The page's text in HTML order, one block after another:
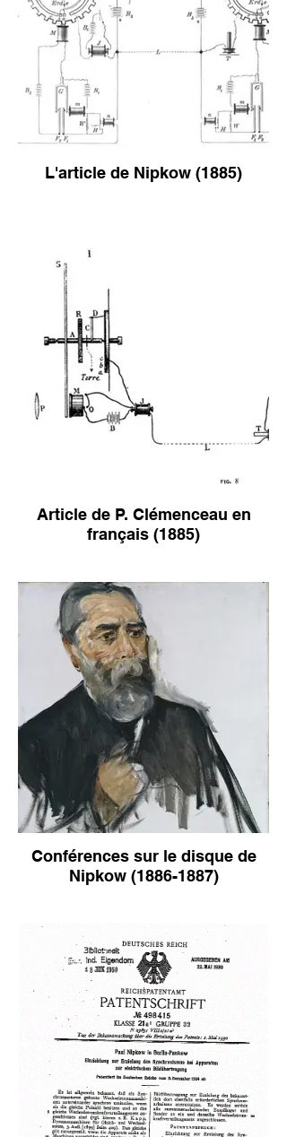
L'article de Nipkow (1885)
Article de P. Clémenceau en
français (1885)
Conférences sur le disque de
Nipkow (1886-1887)